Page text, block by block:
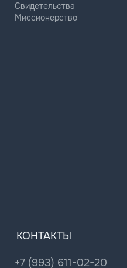
Свидетельства
Миссионерство
КОНТАКТЫ
+7 (993) 611-02-20